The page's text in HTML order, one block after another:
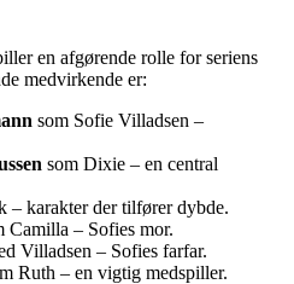
en afgørende rolle for seriens
medvirkende er:
som Sofie Villadsen –
som Dixie – en central
– karakter der tilfører dybde.
Camilla – Sofies mor.
Villadsen – Sofies farfar.
Ruth – en vigtig medspiller.